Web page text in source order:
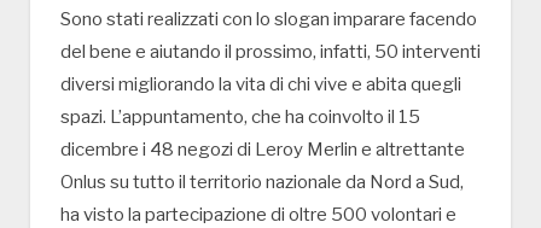
Sono stati realizzati con lo slogan imparare facendo
del bene e aiutando il prossimo, infatti, 50 interventi
diversi migliorando la vita di chi vive e abita quegli
spazi. L’appuntamento, che ha coinvolto il 15
dicembre i 48 negozi di Leroy Merlin e altrettante
Onlus su tutto il territorio nazionale da Nord a Sud,
ha visto la partecipazione di oltre 500 volontari e